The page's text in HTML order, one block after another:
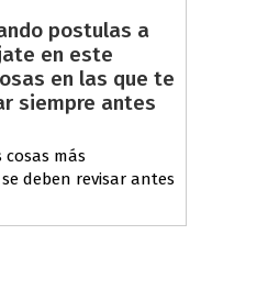
postulas a
en este
en las que te
siempre antes
cosas más
deben revisar antes